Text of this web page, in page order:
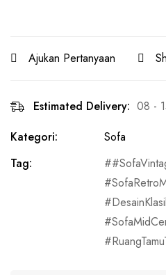
Ajukan Pertanyaan
Estimated Delivery: 08 -
Kategori:
Sofa
Tag: